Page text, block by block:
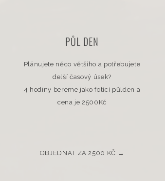
PŮL DEN
Plánujete něco většího a potřebujete
delší časový úsek?
4 hodiny bereme jako fotící půlden a
cena je 2500Kč
OBJEDNAT ZA 2500 KČ →